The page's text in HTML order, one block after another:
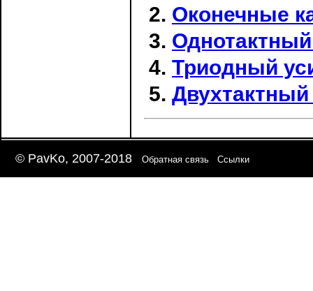
Оконечные
Триодный
© PavKo, 2007-2018 Обратная связь Ссылки